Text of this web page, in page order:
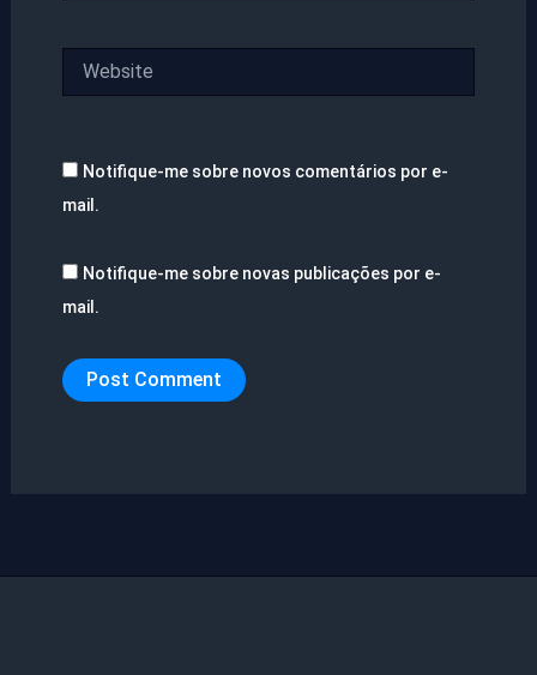
Notifique-me sobre novos comentários por e-
mail.
Notifique-me sobre novas publicações por e-
mail.